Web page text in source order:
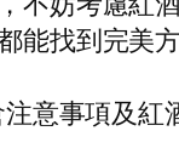
找到完美
意事項及